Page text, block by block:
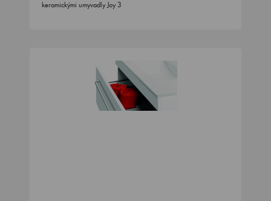
keramickými umyvadly Joy 3